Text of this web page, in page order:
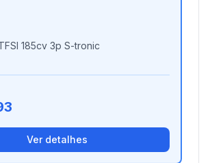
185cv 3p S-tronic
Ver detalhes